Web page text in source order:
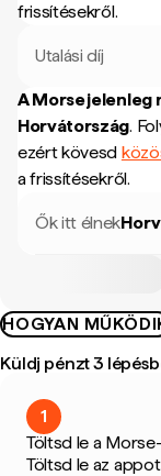
frissítésekről.
Utalási díj
A Morse jelenleg
Horvátország.
ezért kövesd
a frissítésekről.
Ők itt élnek
HOGYAN
Küldj pénzt 3
1
Töltsd le a
Töltsd le az